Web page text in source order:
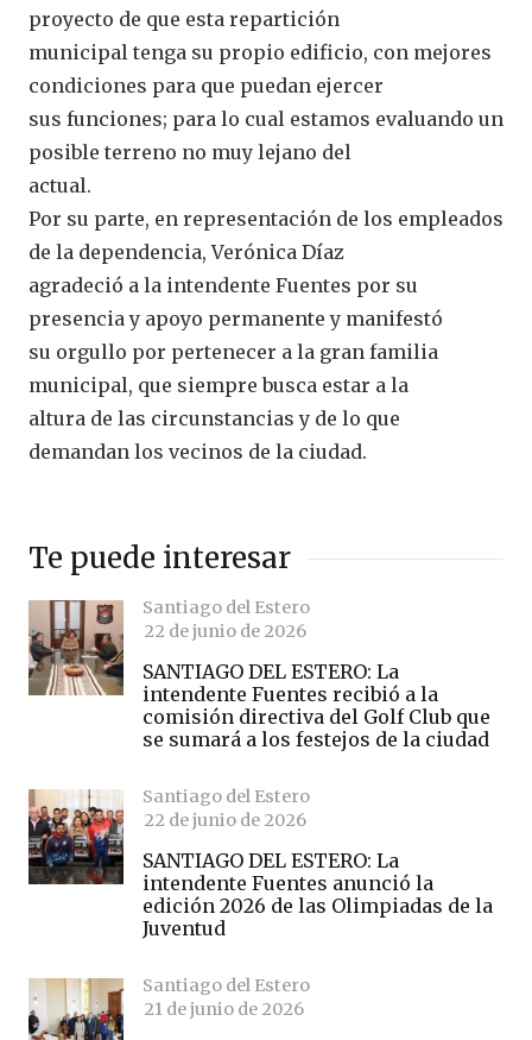
proyecto de que esta repartición
municipal tenga su propio edificio, con mejores
condiciones para que puedan ejercer
sus funciones; para lo cual estamos evaluando un
posible terreno no muy lejano del
actual.
Por su parte, en representación de los empleados
de la dependencia, Verónica Díaz
agradeció a la intendente Fuentes por su
presencia y apoyo permanente y manifestó
su orgullo por pertenecer a la gran familia
municipal, que siempre busca estar a la
altura de las circunstancias y de lo que
demandan los vecinos de la ciudad.
Te puede interesar
Santiago del Estero
22 de junio de 2026
SANTIAGO DEL ESTERO: La
intendente Fuentes recibió a la
comisión directiva del Golf Club que
se sumará a los festejos de la ciudad
Santiago del Estero
22 de junio de 2026
SANTIAGO DEL ESTERO: La
intendente Fuentes anunció la
edición 2026 de las Olimpiadas de la
Juventud
Santiago del Estero
21 de junio de 2026